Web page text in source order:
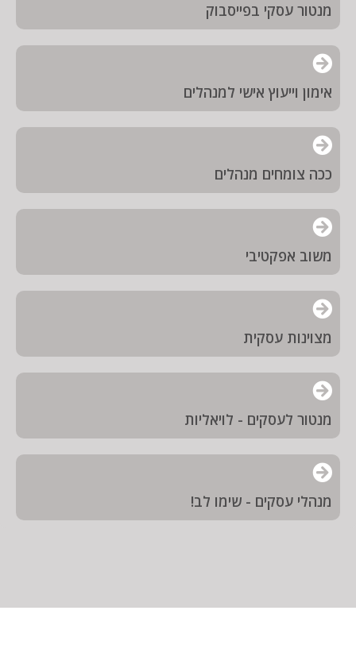
מנטור עסקי בפייסבוק
אימון וייעוץ אישי למנהלים
ככה צומחים מנהלים
משוב אפקטיבי
מצוינות עסקית
מנטור לעסקים - לויאליות
מנהלי עסקים - שימו לב!